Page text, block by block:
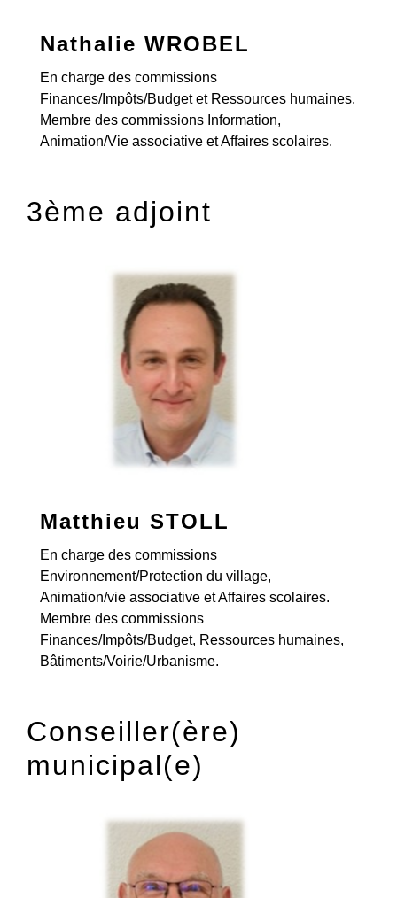
Nathalie WROBEL
En charge des commissions
Finances/Impôts/Budget et Ressources humaines.
Membre des commissions Information,
Animation/Vie associative et Affaires scolaires.
3ème adjoint
Matthieu STOLL
En charge des commissions
Environnement/Protection du village,
Animation/vie associative et Affaires scolaires.
Membre des commissions
Finances/Impôts/Budget, Ressources humaines,
Bâtiments/Voirie/Urbanisme.
Conseiller(ère)
municipal(e)